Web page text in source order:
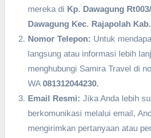
mereka di Kp. Dawagung
Dawagung Kec. Rajapolah
Nomor Telepon: Untuk
langsung atau informasi lebih
menghubungi Samira Travel di
WA 081312044230.
Email Resmi: Jika Anda lebih
berkomunikasi melalui email,
mengirimkan pertanyaan atau